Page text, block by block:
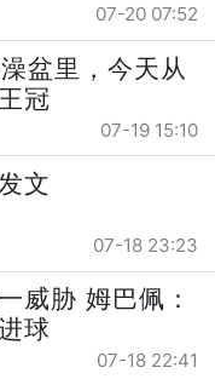
07-20 07:52
盆里，今天从
冠
07-19 15:10
文
07-18 23:23
威胁 姆巴佩：
球
07-18 22:41